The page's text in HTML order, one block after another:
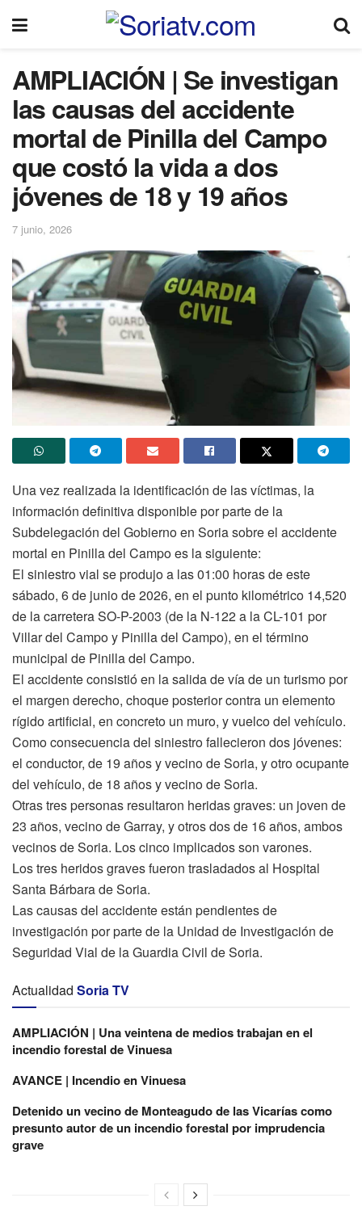
AMPLIACIÓN | Se investigan
las causas del accidente
mortal de Pinilla del Campo
que costó la vida a dos
jóvenes de 18 y 19 años
7 junio, 2026
Una vez realizada la identificación de las víctimas, la
información definitiva disponible por parte de la
Subdelegación del Gobierno en Soria sobre el accidente
mortal en Pinilla del Campo es la siguiente:
El siniestro vial se produjo a las 01:00 horas de este
sábado, 6 de junio de 2026, en el punto kilométrico 14,520
de la carretera SO-P-2003 (de la N-122 a la CL-101 por
Villar del Campo y Pinilla del Campo), en el término
municipal de Pinilla del Campo.
El accidente consistió en la salida de vía de un turismo por
el margen derecho, choque posterior contra un elemento
rígido artificial, en concreto un muro, y vuelco del vehículo.
Como consecuencia del siniestro fallecieron dos jóvenes:
el conductor, de 19 años y vecino de Soria, y otro ocupante
del vehículo, de 18 años y vecino de Soria.
Otras tres personas resultaron heridas graves: un joven de
23 años, vecino de Garray, y otros dos de 16 años, ambos
vecinos de Soria. Los cinco implicados son varones.
Los tres heridos graves fueron trasladados al Hospital
Santa Bárbara de Soria.
Las causas del accidente están pendientes de
investigación por parte de la Unidad de Investigación de
Seguridad Vial de la Guardia Civil de Soria.
Actualidad Soria TV
AMPLIACIÓN | Una veintena de medios trabajan en el
incendio forestal de Vinuesa
AVANCE | Incendio en Vinuesa
Detenido un vecino de Monteagudo de las Vicarías como
presunto autor de un incendio forestal por imprudencia
grave